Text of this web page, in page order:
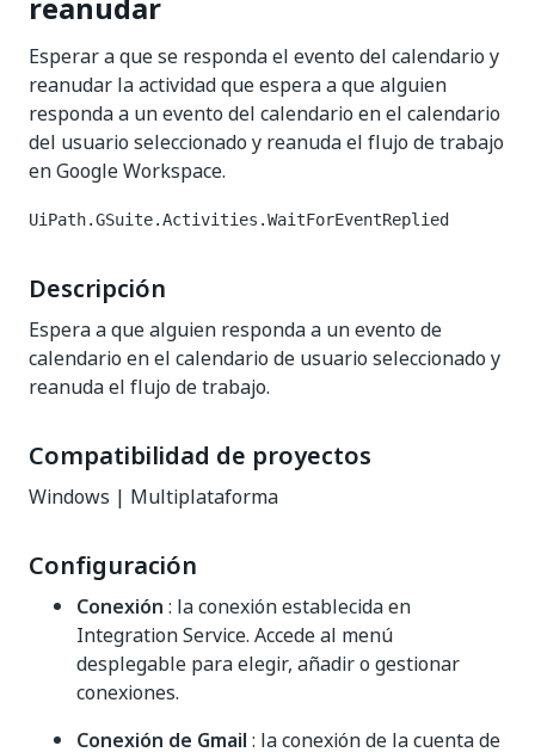
Esperar a que se responda el evento del calendario y
reanudar la actividad que espera a que alguien
responda a un evento del calendario en el calendario
del usuario seleccionado y reanuda el flujo de trabajo
en Google Workspace.
UiPath.GSuite.Activities.WaitForEventReplied
Descripción
Espera a que alguien responda a un evento de
calendario en el calendario de usuario seleccionado y
reanuda el flujo de trabajo.
Compatibilidad de proyectos
Windows | Multiplataforma
Configuración
Conexión : la conexión establecida en
Integration Service. Accede al menú
desplegable para elegir, añadir o gestionar
conexiones.
Conexión de Gmail : la conexión de la cuenta de